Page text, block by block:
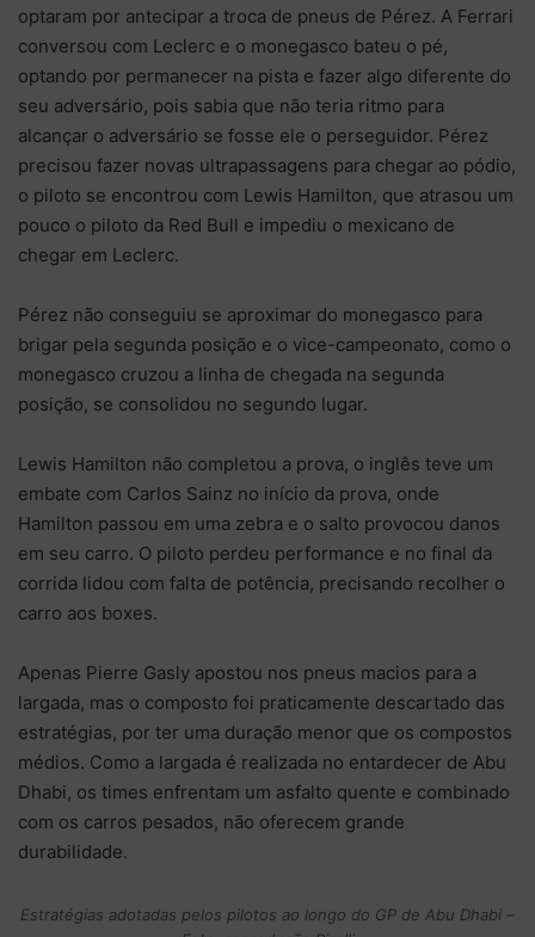
optaram por antecipar a troca de pneus de Pérez. A Ferrari
conversou com Leclerc e o monegasco bateu o pé,
optando por permanecer na pista e fazer algo diferente do
seu adversário, pois sabia que não teria ritmo para
alcançar o adversário se fosse ele o perseguidor. Pérez
precisou fazer novas ultrapassagens para chegar ao pódio,
o piloto se encontrou com Lewis Hamilton, que atrasou um
pouco o piloto da Red Bull e impediu o mexicano de
chegar em Leclerc.
Pérez não conseguiu se aproximar do monegasco para
brigar pela segunda posição e o vice-campeonato, como o
monegasco cruzou a linha de chegada na segunda
posição, se consolidou no segundo lugar.
Lewis Hamilton não completou a prova, o inglês teve um
embate com Carlos Sainz no início da prova, onde
Hamilton passou em uma zebra e o salto provocou danos
em seu carro. O piloto perdeu performance e no final da
corrida lidou com falta de potência, precisando recolher o
carro aos boxes.
Apenas Pierre Gasly apostou nos pneus macios para a
largada, mas o composto foi praticamente descartado das
estratégias, por ter uma duração menor que os compostos
médios. Como a largada é realizada no entardecer de Abu
Dhabi, os times enfrentam um asfalto quente e combinado
com os carros pesados, não oferecem grande
durabilidade.
Estratégias adotadas pelos pilotos ao longo do GP de Abu Dhabi –